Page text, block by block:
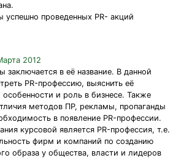
успешно проведенных PR- акций
2012
заключается в её название. В данной
PR-профессию, выяснить её
и роль в бизнесе. Также
методов ПР, рекламы, пропаганды
в появление PR-профессии.
курсовой является PR-профессия, т.е.
фирм и компаний по созданию
образа у общества, власти и лидеров